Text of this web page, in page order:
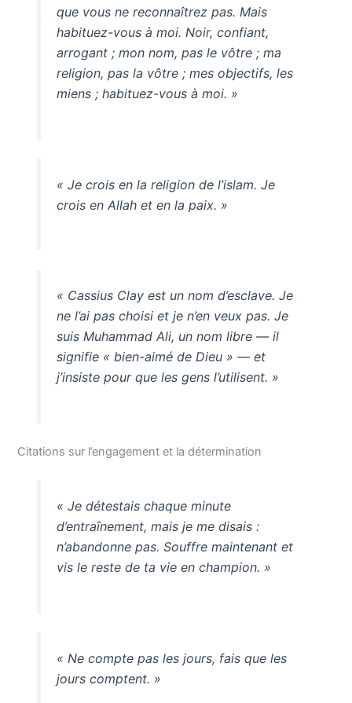
que vous ne reconnaîtrez pas. Mais
habituez-vous à moi. Noir, confiant,
arrogant ; mon nom, pas le vôtre ; ma
religion, pas la vôtre ; mes objectifs, les
miens ; habituez-vous à moi. »
« Je crois en la religion de l’islam. Je
crois en Allah et en la paix. »
« Cassius Clay est un nom d’esclave. Je
ne l’ai pas choisi et je n’en veux pas. Je
suis Muhammad Ali, un nom libre — il
signifie « bien-aimé de Dieu » — et
j’insiste pour que les gens l’utilisent. »
Citations sur l’engagement et la détermination
« Je détestais chaque minute
d’entraînement, mais je me disais :
n’abandonne pas. Souffre maintenant et
vis le reste de ta vie en champion. »
« Ne compte pas les jours, fais que les
jours comptent. »